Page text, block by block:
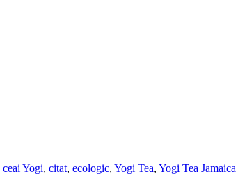
ceai Yogi, citat, ecologic, Yogi Tea, Yogi Tea Jamaica